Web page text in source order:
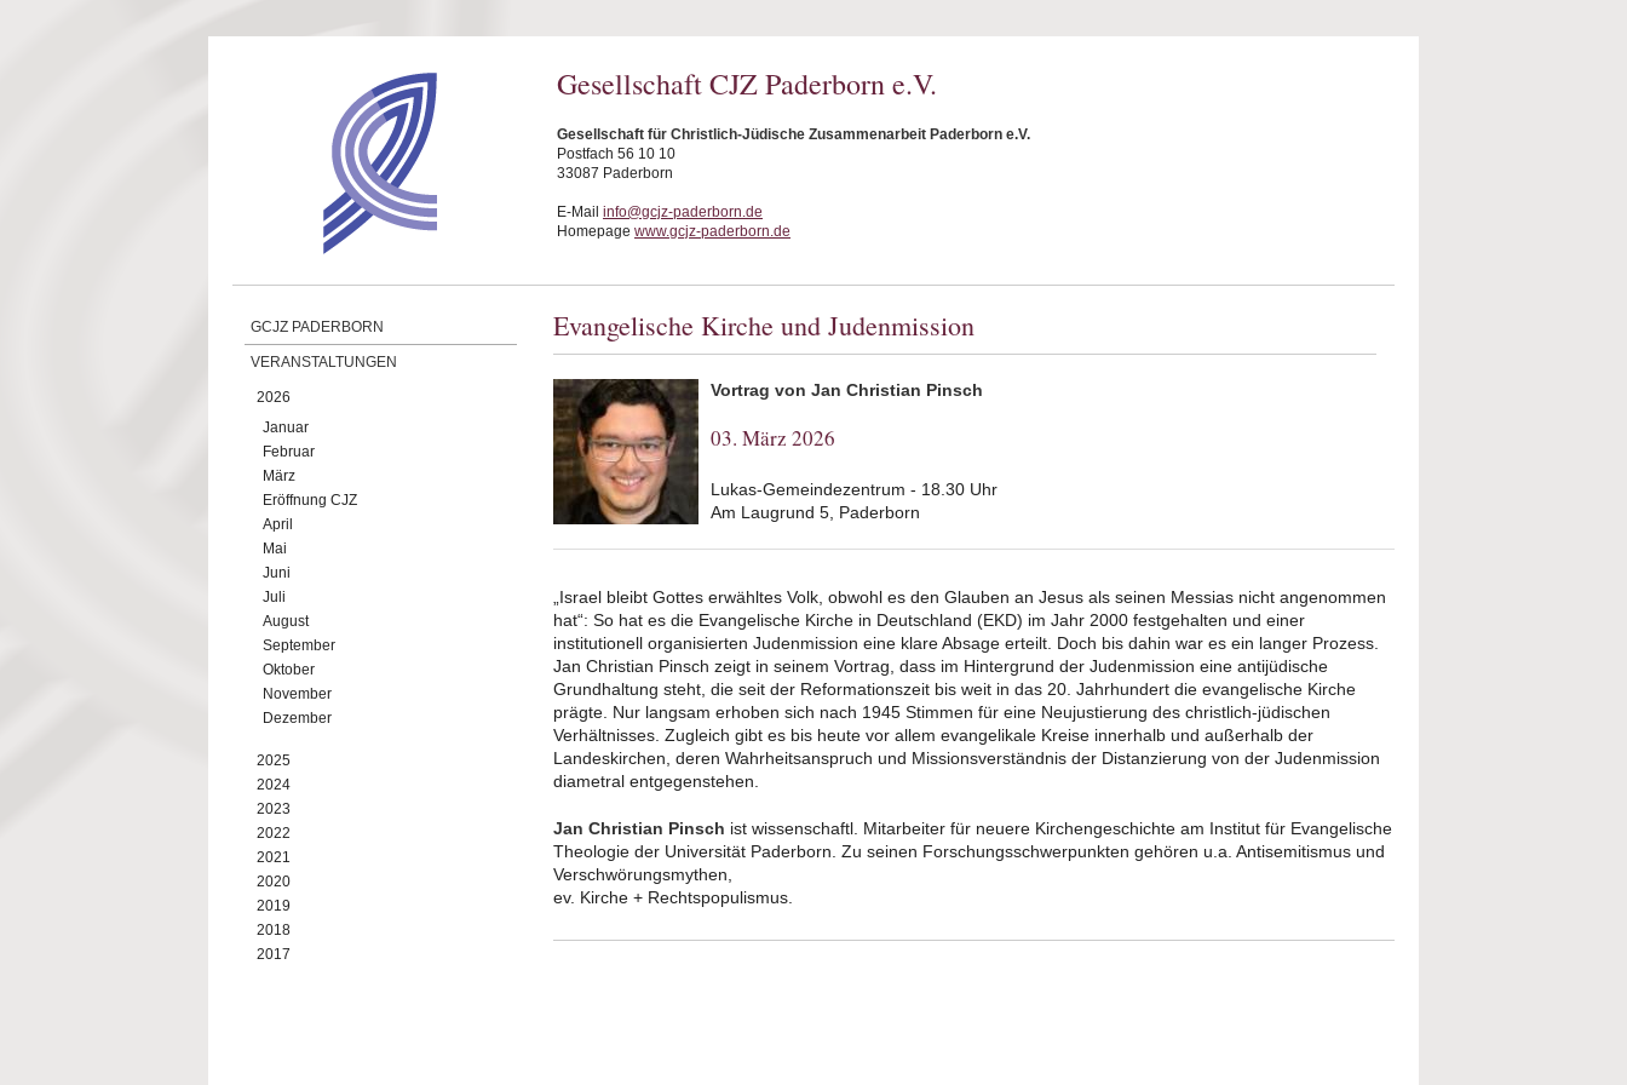
Gesellschaft CJZ Paderborn e.V.
Gesellschaft für Christlich-Jüdische Zusammenarbeit Paderborn e.V.
Postfach 56 10 10
33087 Paderborn
E-Mail info@gcjz-paderborn.de
Homepage www.gcjz-paderborn.de
GCJZ PADERBORN
VERANSTALTUNGEN
2026
Januar
Februar
März
Eröffnung CJZ
April
Mai
Juni
Juli
August
September
Oktober
November
Dezember
2025
2024
2023
2022
2021
2020
2019
2018
2017
Evangelische Kirche und Judenmission
Vortrag von Jan Christian Pinsch
03. März 2026
Lukas-Gemeindezentrum - 18.30 Uhr
Am Laugrund 5, Paderborn
„Israel bleibt Gottes erwähltes Volk, obwohl es den Glauben an Jesus als seinen Messias nicht angenommen
hat“: So hat es die Evangelische Kirche in Deutschland (EKD) im Jahr 2000 festgehalten und einer
institutionell organisierten Judenmission eine klare Absage erteilt. Doch bis dahin war es ein langer Prozess.
Jan Christian Pinsch zeigt in seinem Vortrag, dass im Hintergrund der Judenmission eine antijüdische
Grundhaltung steht, die seit der Reformationszeit bis weit in das 20. Jahrhundert die evangelische Kirche
prägte. Nur langsam erhoben sich nach 1945 Stimmen für eine Neujustierung des christlich-jüdischen
Verhältnisses. Zugleich gibt es bis heute vor allem evangelikale Kreise innerhalb und außerhalb der
Landeskirchen, deren Wahrheitsanspruch und Missionsverständnis der Distanzierung von der Judenmission
diametral entgegenstehen.
Jan Christian Pinsch ist wissenschaftl. Mitarbeiter für neuere Kirchengeschichte am Institut für Evangelische
Theologie der Universität Paderborn. Zu seinen Forschungsschwerpunkten gehören u.a. Antisemitismus und
Verschwörungsmythen,
ev. Kirche + Rechtspopulismus.